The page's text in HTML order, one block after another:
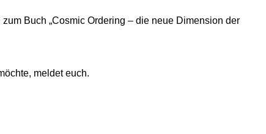
Buch „Cosmic Ordering – die neue Dimension der
meldet euch.